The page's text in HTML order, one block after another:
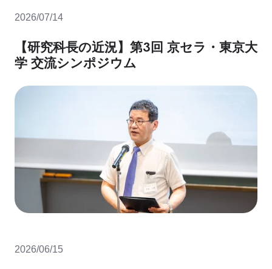
2026/07/14
【研究科長の近況】第3回 京セラ・東京大
学 交流シンポジウム
2026/06/15